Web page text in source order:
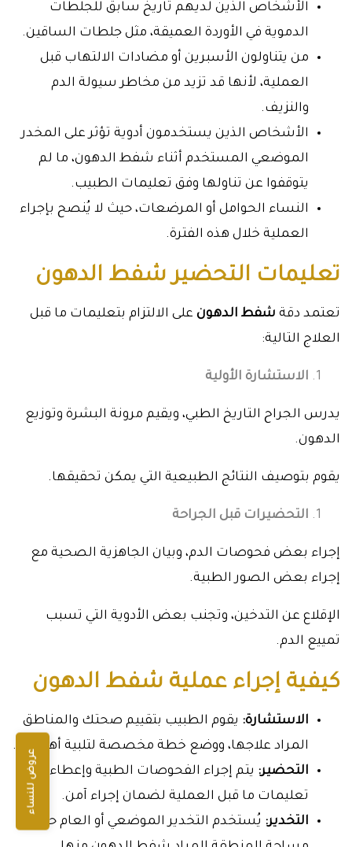
عروض للنساء
الأشخاص الذين لديهم تاريخ سابق للجلطات
الدموية في الأوردة العميقة، مثل جلطات الساقين.
من يتناولون الأسبرين أو مضادات الالتهاب قبل
العملية، لأنها قد تزيد من مخاطر سيولة الدم
والنزيف.
الأشخاص الذين يستخدمون أدوية تؤثر على المخدر
الموضعي المستخدم أثناء شفط الدهون، ما لم
يتوقفوا عن تناولها وفق تعليمات الطبيب.
النساء الحوامل أو المرضعات، حيث لا يُنصح بإجراء
العملية خلال هذه الفترة.
تعليمات التحضير شفط الدهون
تعتمد دقة شفط الدهون على الالتزام بتعليمات ما قبل
العلاج التالية:
الاستشارة الأولية
يدرس الجراح التاريخ الطبي، ويقيم مرونة البشرة وتوزيع
الدهون.
يقوم بتوصيف النتائج الطبيعية التي يمكن تحقيقها.
التحضيرات قبل الجراحة
إجراء بعض فحوصات الدم، وبيان الجاهزية الصحية مع
إجراء بعض الصور الطبية.
الإقلاع عن التدخين، وتجنب بعض الأدوية التي تسبب
تمييع الدم.
كيفية إجراء عملية شفط الدهون
الاستشارة: يقوم الطبيب بتقييم صحتك والمناطق
المراد علاجها، ووضع خطة مخصصة لتلبية أهدافك.
التحضير: يتم إجراء الفحوصات الطبية وإعطاء
تعليمات ما قبل العملية لضمان إجراء آمن.
التخدير: يُستخدم التخدير الموضعي أو العام حسب